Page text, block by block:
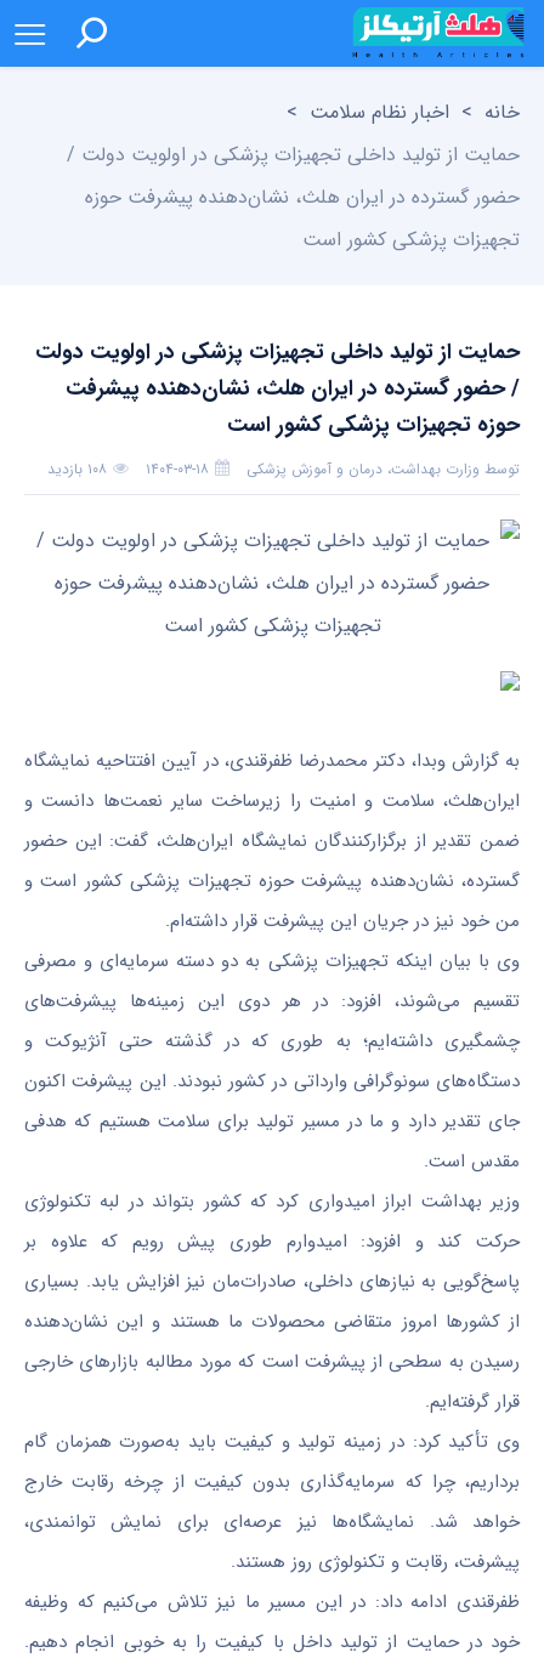
خانه > اخبار نظام سلامت >
حمایت از تولید داخلی تجهیزات پزشکی در اولویت دولت /
حضور گسترده در ایران هلث، نشان‌دهنده پیشرفت حوزه
تجهیزات پزشکی کشور است
حمایت از تولید داخلی تجهیزات پزشکی در اولویت دولت
/ حضور گسترده در ایران هلث، نشان‌دهنده پیشرفت
حوزه تجهیزات پزشکی کشور است
توسط وزارت بهداشت، درمان و آموزش پزشکی ۱۴۰۴-۰۳-۱۸
۱۰۸ بازدید
بدون دیدگاه
به گزارش وبدا، دکتر محمدرضا ظفرقندی، در آیین افتتاحیه نمایشگاه
ایران‌هلث، سلامت و امنیت را زیرساخت سایر نعمت‌ها دانست و
ضمن تقدیر از برگزارکنندگان نمایشگاه ایران‌هلث، گفت: این حضور
گسترده، نشان‌دهنده پیشرفت حوزه تجهیزات پزشکی کشور است و
من خود نیز در جریان این پیشرفت قرار داشته‌ام.
وی با بیان اینکه تجهیزات پزشکی به دو دسته سرمایه‌ای و مصرفی
تقسیم می‌شوند، افزود: در هر دوی این زمینه‌ها پیشرفت‌های
چشمگیری داشته‌ایم؛ به طوری که در گذشته حتی آنژیوکت و
دستگاه‌های سونوگرافی وارداتی در کشور نبودند. این پیشرفت اکنون
جای تقدیر دارد و ما در مسیر تولید برای سلامت هستیم که هدفی
مقدس است.
وزیر بهداشت ابراز امیدواری کرد که کشور بتواند در لبه تکنولوژی
حرکت کند و افزود: امیدوارم طوری پیش رویم که علاوه بر
پاسخ‌گویی به نیازهای داخلی، صادرات‌مان نیز افزایش یابد. بسیاری
از کشورها امروز متقاضی محصولات ما هستند و این نشان‌دهنده
رسیدن به سطحی از پیشرفت است که مورد مطالبه بازارهای خارجی
قرار گرفته‌ایم.
وی تأکید کرد: در زمینه تولید و کیفیت باید به‌صورت همزمان گام
برداریم، چرا که سرمایه‌گذاری بدون کیفیت از چرخه رقابت خارج
خواهد شد. نمایشگاه‌ها نیز عرصه‌ای برای نمایش توانمندی،
پیشرفت، رقابت و تکنولوژی روز هستند.
ظفرقندی ادامه داد: در این مسیر ما نیز تلاش می‌کنیم که وظیفه
خود در حمایت از تولید داخل با کیفیت را به خوبی انجام دهیم.